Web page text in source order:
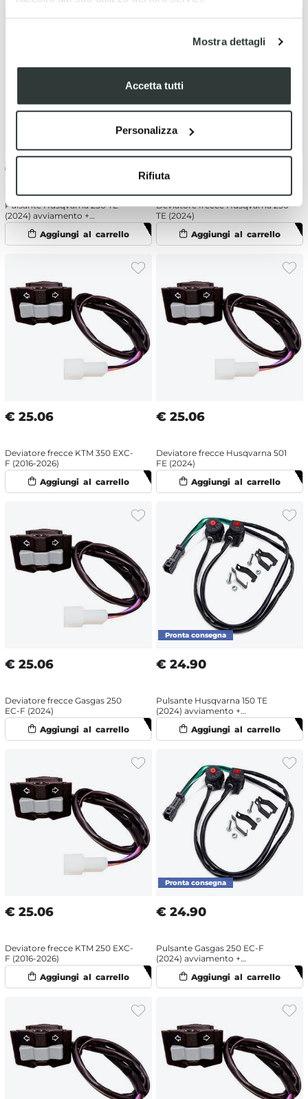
Mostra dettagli
Accetta tutti
Personalizza
Rifiuta
€
Pulsante Husqvarna 250 TE
(2024) avviamento +
spegnimento
€
Deviatore frecce Husqvarna 250
TE (2024)
€ 25.06
Deviatore frecce KTM 350 EXC-
F (2016-2026)
€ 25.06
Deviatore frecce Husqvarna 501
FE (2024)
€ 25.06
Deviatore frecce Gasgas 250
EC-F (2024)
€ 24.90
Pulsante Husqvarna 150 TE
(2024) avviamento +
spegnimento
€ 25.06
Deviatore frecce KTM 250 EXC-
F (2016-2026)
€ 24.90
Pulsante Gasgas 250 EC-F
(2024) avviamento +
spegnimento